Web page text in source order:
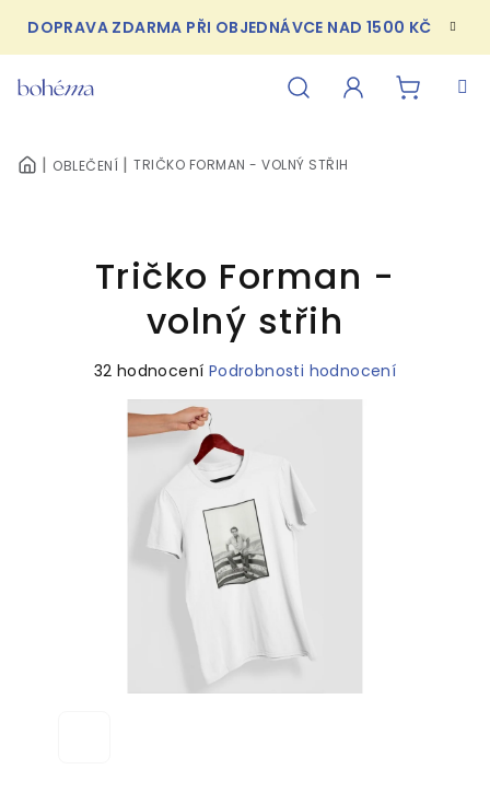
obsah
DOPRAVA ZDARMA PŘI OBJEDNÁVCE NAD 1500 KČ
DOMŮOBLEČENÍ TRIČKO FORMAN - VOLNÝ STŘIH
Tričko Forman -
volný střih
Průměrné
produktu
32 hodnocení Podrobnosti hodnocení